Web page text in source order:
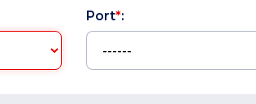
Port*: